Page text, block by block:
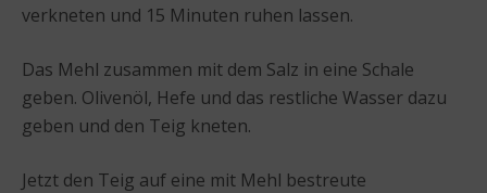
verkneten und 15 Minuten ruhen lassen.
Das Mehl zusammen mit dem Salz in eine Schale
geben. Olivenöl, Hefe und das restliche Wasser dazu
geben und den Teig kneten.
Jetzt den Teig auf eine mit Mehl bestreute